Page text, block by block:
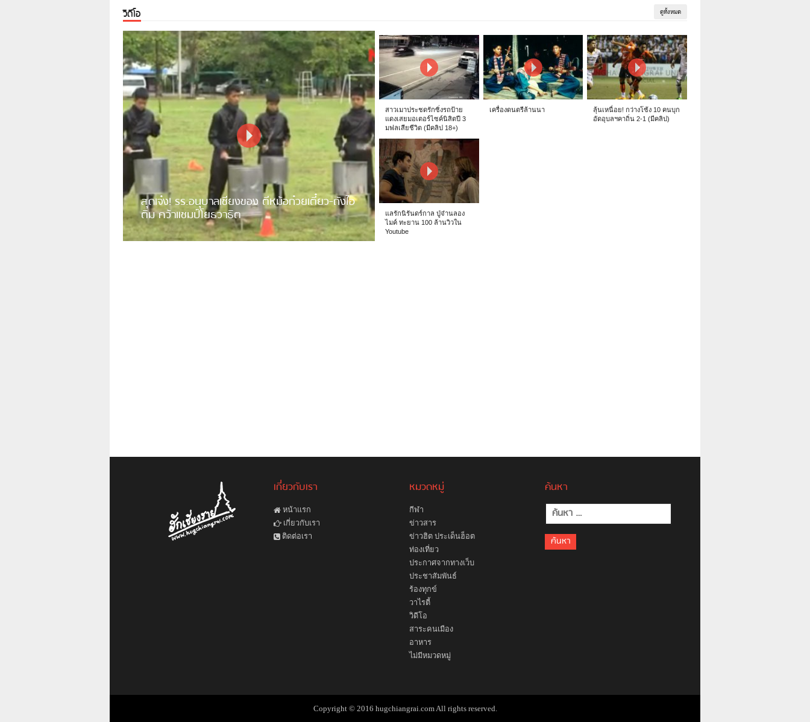
วิดีโอ ดูทั้งหมด
สุดเจ๋ง! รร.อนุบาลเชียงของ ตีหม้อก๋วยเตี๋ยว-ถังไอ
ติม คว้าแชมป์โยธวาธิต
สาวเมาประชดรักซิ่งรถป้าย
แดงเสยมอเตอร์ไซค์นิสิตปี 3
มฟลเสียชีวิต (มีคลิป 18+)
เครื่องดนตรีล้านนา
ลุ้นเหนื่อย! กว่างโซ้ง 10 คนบุก
อัดอุบลฯคาถิ่น 2-1 (มีคลิป)
แลรักนิรันดร์กาล ปู่จ๋านลอง
ไมค์ ทะยาน 100 ล้านวิวใน
Youtube
เกี่ยวกับเรา
หน้าแรก
เกี่ยวกับเรา
ติดต่อเรา
หมวดหมู่
กีฬา
ข่าวสาร
ข่าวฮิต ประเด็นฮ็อต
ท่องเที่ยว
ประกาศจากทางเว็บ
ประชาสัมพันธ์
ร้องทุกข์
วาไรตี้
วิดีโอ
สาระคนเมือง
อาหาร
ไม่มีหมวดหมู่
ค้นหา
ค้นหา
สำหรับ:
Copyright © 2016 hugchiangrai.com All rights reserved.